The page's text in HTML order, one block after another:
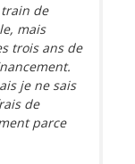
de
mais
trois ans de
je ne sais
de
parce